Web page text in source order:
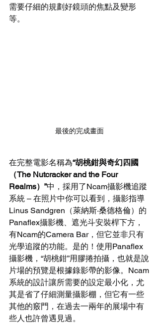
需要仔細的規劃好鏡頭的焦點及變形
等。
最後的完成畫面
在完整電影名稱為“胡桃鉗與奇幻四國
（The Nutcracker and the Four
Realms）”中，採用了Ncam攝影機追蹤
系統 – 在照片中你可以看到，攝影指導
Linus Sandgren（萊納斯·桑德格倫）的
Panaflex攝影機、遮光斗安裝桿下方，
有Ncam的Camera Bar，但它並非只有
光學追蹤的功能。是的！使用Panaflex
攝影機，“胡桃鉗”用膠捲拍攝，也就是說
片場的預覽是根據錄影帶的影像。Ncam
系統的設計讓所需要的設定最小化，尤
其是省了仔細測量攝影棚，但它有一些
其他的竅門，在過去一兩年的展場中有
些人也許曾遇見過。